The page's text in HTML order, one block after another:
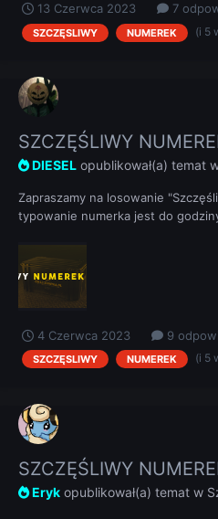
13 Czerwca 2023 7
SZCZĘSLIWY NUMEREK (i 5
SZCZĘŚLIWY
DIESEL opublikował(a) temat
Zapraszamy na losowanie
typowanie numerka jest do
4 Czerwca 2023 9
SZCZĘSLIWY NUMEREK (i 5
SZCZĘŚLIWY
Eryk opublikował(a) temat w